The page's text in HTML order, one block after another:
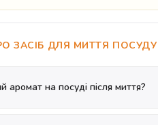
ЗАСІБ ДЛЯ МИТТЯ ПОСУДУ
аромат на посуді після миття?